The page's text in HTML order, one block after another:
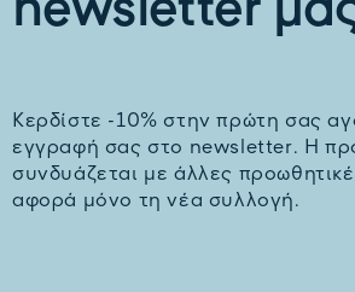
newsletter
Kερδίστε -10% στην πρώτη σας
εγγραφή σας στο newsletter. H
συνδυάζεται με άλλες
αφορά μόνο τη νέα συλλογή.